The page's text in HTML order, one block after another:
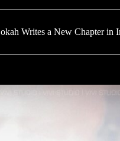
Writes a New Chapter in